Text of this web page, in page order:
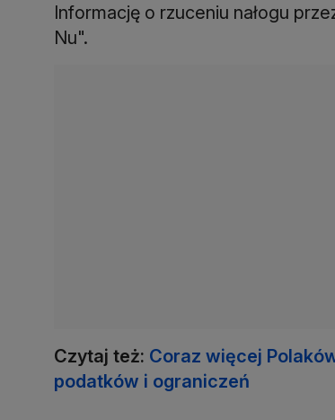
Informację o rzuceniu nałogu
Nu".
Czytaj też: Coraz więcej
podatków i ograniczeń